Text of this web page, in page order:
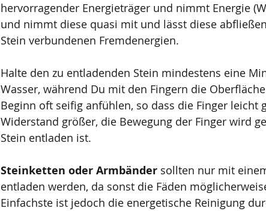
hervorragender Energieträger und nimmt Energie
und nimmt diese quasi mit und lässt diese
Stein verbundenen Fremdenergien.
Halte den zu entladenden Stein mindestens eine
Wasser, während Du mit den Fingern die
Beginn oft seifig anfühlen, so dass die Finger leicht
Widerstand größer, die Bewegung der Finger wird
Stein entladen ist.
Steinketten oder Armbänder sollten nur mit
entladen werden, da sonst die Fäden
Einfachste ist jedoch die energetische Reinigung